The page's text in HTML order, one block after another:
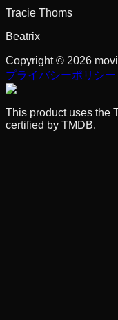
Tracie Thoms
Beatrix
Copyright © 2026
プライバシーポリシー
This product uses the
certified by TMDB.